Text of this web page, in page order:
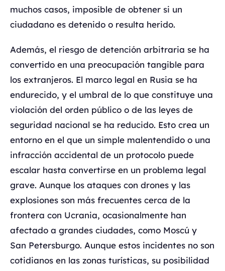
muchos casos, imposible de obtener si un
ciudadano es detenido o resulta herido.
Además, el riesgo de detención arbitraria se ha
convertido en una preocupación tangible para
los extranjeros. El marco legal en Rusia se ha
endurecido, y el umbral de lo que constituye una
violación del orden público o de las leyes de
seguridad nacional se ha reducido. Esto crea un
entorno en el que un simple malentendido o una
infracción accidental de un protocolo puede
escalar hasta convertirse en un problema legal
grave. Aunque los ataques con drones y las
explosiones son más frecuentes cerca de la
frontera con Ucrania, ocasionalmente han
afectado a grandes ciudades, como Moscú y
San Petersburgo. Aunque estos incidentes no son
cotidianos en las zonas turísticas, su posibilidad